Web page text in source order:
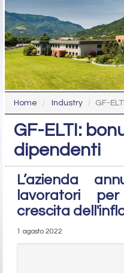
Home Industry GF-
GF-ELTI:
dipendenti
L’azienda
lavoratori
crescita
1 agosto 2022